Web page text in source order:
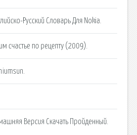
Русский Словарь Для Nokia.
счастье по рецепту (2009).
Версия Скачать Пройденный.